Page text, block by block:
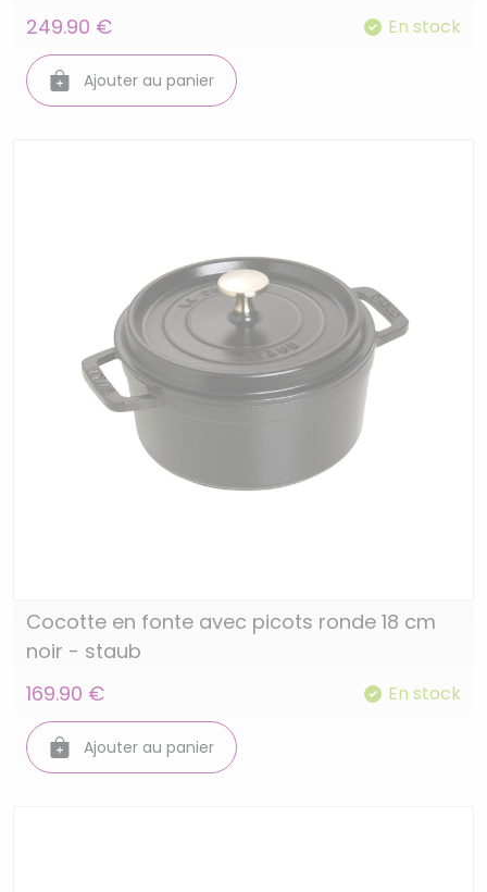
249.90 €
En stock
Ajouter au panier
Cocotte en fonte avec picots ronde 18 cm
noir - staub
169.90 €
En stock
Ajouter au panier